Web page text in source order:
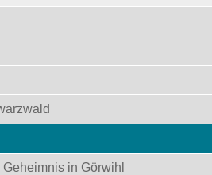
in Görwihl